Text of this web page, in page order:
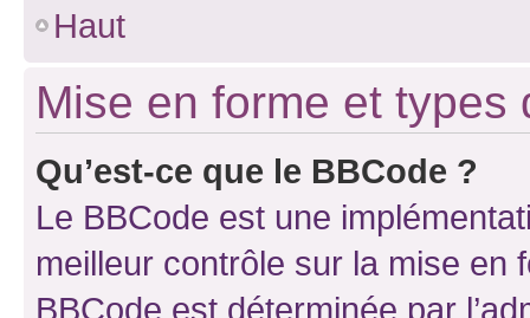
Haut
Mise en forme et types
Qu’est-ce que le BBCode ?
Le BBCode est une
meilleur contrôle sur la mise en
BBCode est déterminée par